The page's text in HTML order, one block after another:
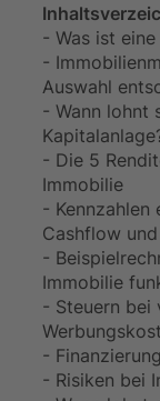
- Was ist
-
Auswahl
- Wann lohnt
- Die 5
Immobilie
-
Cashflow
-
Immobilie
- Steuern bei
-
- Risiken bei